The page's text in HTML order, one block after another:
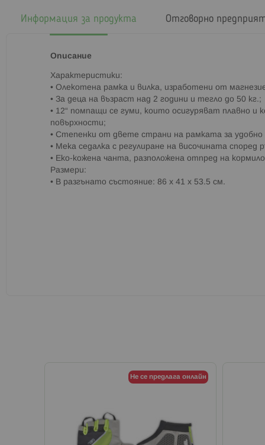
Информация за продукта
Описание
Характеристики:
• Олекотена рамка и вилка, изработени от
• За деца на възраст над 2 години и тегло до 50 кг.;
• 12“ помпащи се гуми, които осигуряват плавно и
повърхности;
• Степенки от двете страни на рамката за
• Мека седалка с регулиране на височината
• Еко-кожена чанта, разположена отпред на
Размери:
• В разгънато състояние: 86 x 41 x 53.5 см.
Отговорно
Не се предлага онлайн